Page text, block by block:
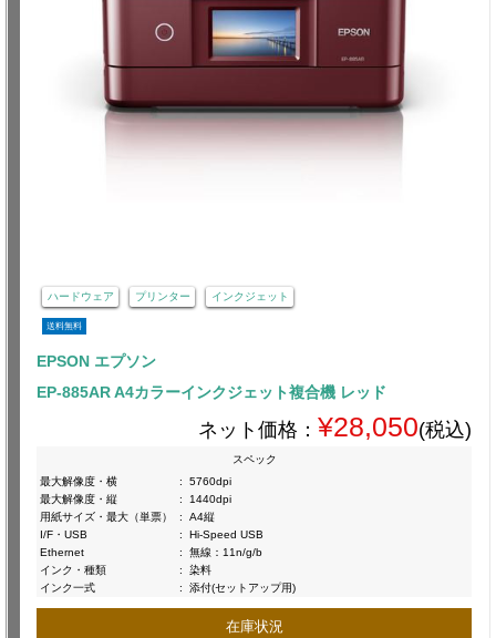
ハードウェア プリンター インクジェット
送料無料
EPSON エプソン
EP-885AR A4カラーインクジェット複合機 レッド
ネット価格： ¥28,050(税込)
スペック
最大解像度・横
:
5760dpi
最大解像度・縦
:
1440dpi
用紙サイズ・最大（単票）
:
A4縦
I/F・USB
:
Hi-Speed USB
Ethernet
:
無線：11n/g/b
インク・種類
:
染料
インク一式
: 添付(セットアップ用)
在庫状況